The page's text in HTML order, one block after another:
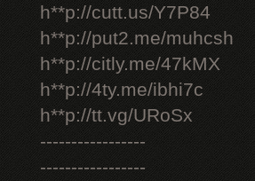
h**p://cutt.us/Y7P84
h**p://put2.me/muhcsh
h**p://citly.me/47kMX
h**p://4ty.me/ibhi7c
h**p://tt.vg/URoSx
-----------------
-----------------